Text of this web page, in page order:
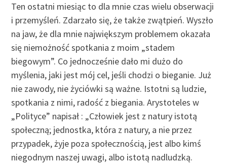
Ten ostatni miesiąc to dla mnie czas wielu obserwacji
i przemyśleń. Zdarzało się, że także zwątpień. Wyszło
na jaw, że dla mnie największym problemem okazała
się niemożność spotkania z moim „stadem
biegowym”. Co jednocześnie dało mi dużo do
myślenia, jaki jest mój cel, jeśli chodzi o bieganie. Już
nie zawody, nie życiówki są ważne. Istotni są ludzie,
spotkania z nimi, radość z biegania. Arystoteles w
„Polityce” napisał : „Człowiek jest z natury istotą
społeczną; jednostka, która z natury, a nie przez
przypadek, żyje poza społecznością, jest albo kimś
niegodnym naszej uwagi, albo istotą nadludzką.